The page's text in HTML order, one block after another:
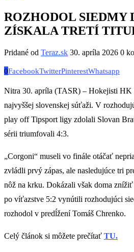
ROZHODOL SIEDMY
ZÍSKALA TRETÍ
Pridané od Teraz.sk 30. apríla 2026 0
0FacebookTwitterPinterestWhatsapp
Nitra 30. apríla (TASR) – Hokejisti
najvyššej slovenskej súťaži. V
play off Tipsport ligy zdolali Slovan
sérii triumfovali 4:3.
„Corgoni“ museli vo finále otáčať
zvládli prvý zápas, ale nasledujúce tri
nôž na krku. Dokázali však doma
po víťazstve 5:2 vynútili rozhodujúci
rozhodol v predĺžení Tomáš Chrenko.
Celý článok si môžete prečítať TU.